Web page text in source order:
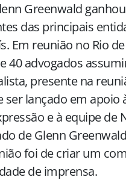
Greenwald
das principais
Em reunião no Rio de
40 advogados
presente na
ser lançado em apoio
e à equipe de
de Glenn
foi de criar um
de imprensa.